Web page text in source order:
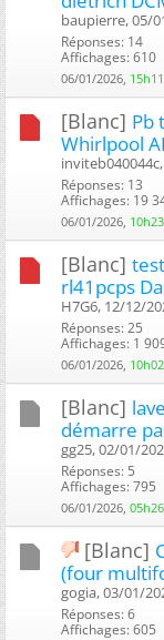
baupierre, 05/
Réponses: 14
Affichages: 610
06/01/2026, 15h11
[Blanc] Pb
Whirlpool
Réponses: 13
Affichages: 19
06/01/2026, 10h23
[Blanc]
rl41pcps
H7G6, 12/12/
Réponses: 25
Affichages: 1
06/01/2026, 10h02
[Blanc]
démarre
gg25, 02/01/
Réponses: 5
Affichages: 795
06/01/2026, 05h26
[Blanc]
(four
gogia, 03/01/
Réponses: 6
Affichages: 605